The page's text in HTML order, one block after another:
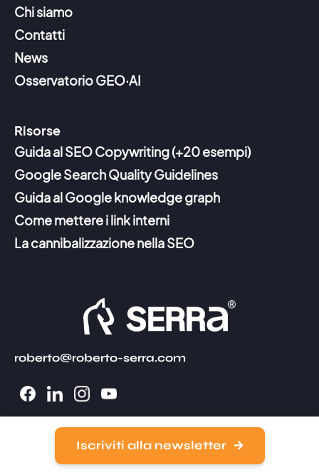
Iscriviti alla newsletter
Chi siamo
Contatti
News
Osservatorio GEO·AI
Risorse
Guida al SEO Copywriting (+20 esempi)
Google Search Quality Guidelines
Guida al Google knowledge graph
Come mettere i link interni
La cannibalizzazione nella SEO
roberto@roberto-serra.com